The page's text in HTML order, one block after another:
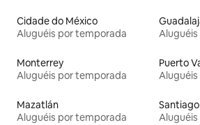
Cidade do México
Aluguéis por temporada
Monterrey
Aluguéis por temporada
Puerto
Mazatlán
Aluguéis por temporada